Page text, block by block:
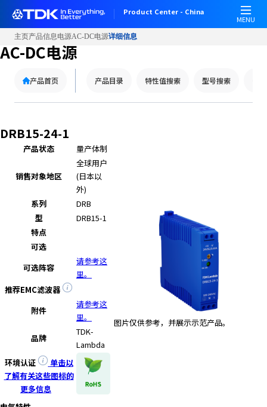
Product Center - China
MENU
主页产品信息电源AC-DC电源详细信息
AC-DC电源
产品首页 产品目录 特性值搜索 型号搜索
DRB15-24-1
产品状态 量产体制
销售对象地区
全球用户
(日本以
外)
系列
DRB
型
DRB15-1
特点
可选
可选阵容
请参考这
里。
推荐EMC滤波器
附件
请参考这
里。
品牌
TDK-
Lambda
环境认证
单击以
了解有关这些图标的
更多信息
图片仅供参考，并展示示范产品。